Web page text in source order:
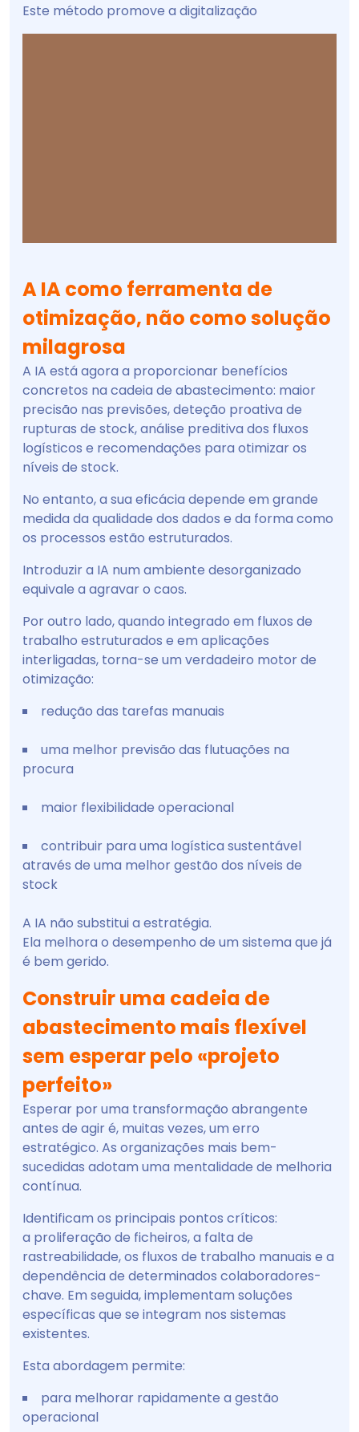
Este método promove a digitalização
A IA como ferramenta de
otimização, não como solução
milagrosa
A IA está agora a proporcionar benefícios
concretos na cadeia de abastecimento: maior
precisão nas previsões, deteção proativa de
rupturas de stock, análise preditiva dos fluxos
logísticos e recomendações para otimizar os
níveis de stock.
No entanto, a sua eficácia depende em grande
medida da qualidade dos dados e da forma como
os processos estão estruturados.
Introduzir a IA num ambiente desorganizado
equivale a agravar o caos.
Por outro lado, quando integrado em fluxos de
trabalho estruturados e em aplicações
interligadas, torna-se um verdadeiro motor de
otimização:
redução das tarefas manuais
uma melhor previsão das flutuações na
procura
maior flexibilidade operacional
contribuir para uma logística sustentável
através de uma melhor gestão dos níveis de
stock
A IA não substitui a estratégia.
Ela melhora o desempenho de um sistema que já
é bem gerido.
Construir uma cadeia de
abastecimento mais flexível
sem esperar pelo «projeto
perfeito»
Esperar por uma transformação abrangente
antes de agir é, muitas vezes, um erro
estratégico. As organizações mais bem-
sucedidas adotam uma mentalidade de melhoria
contínua.
Identificam os principais pontos críticos:
a proliferação de ficheiros, a falta de
rastreabilidade, os fluxos de trabalho manuais e a
dependência de determinados colaboradores-
chave. Em seguida, implementam soluções
específicas que se integram nos sistemas
existentes.
Esta abordagem permite:
para melhorar rapidamente a gestão
operacional